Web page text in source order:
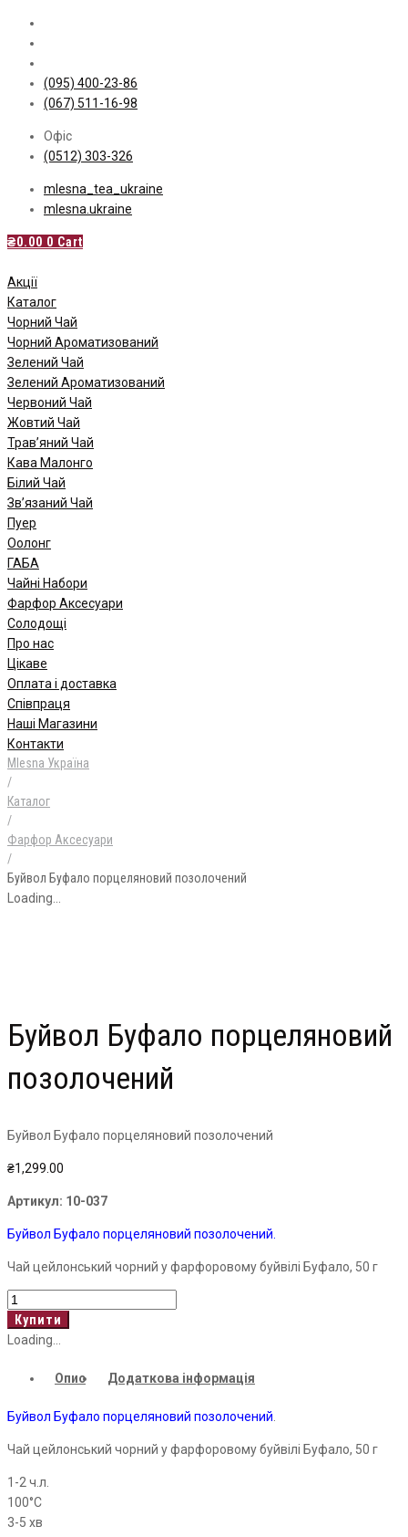
Skip
content
(095) 400-23-86
(067) 511-16-98
Офіс
(0512) 303-326
mlesna_tea_ukraine
mlesna.ukraine
₴0.00 0 Cart
Акції
Каталог
Чорний Чай
Чорний Ароматизований
Зелений Чай
Зелений Ароматизований
Червоний Чай
Жовтий Чай
Трав’яний Чай
Кава Малонго
Білий Чай
Зв’язаний Чай
Пуер
Oолонг
ГАБА
Чайні Набори
Фарфор Аксесуари
Солодощі
Про нас
Цікаве
Оплата і доставка
Співпраця
Наші Магазини
Контакти
Mlesna Україна
/
Каталог
/
Фарфор Аксесуари
/
Буйвол Буфало порцеляновий позолочений
Loading...
Буйвол Буфало порцеляновий
позолочений
Буйвол Буфало порцеляновий позолочений
₴1,299.00
Артикул: 10-037
Буйвол Буфало порцеляновий позолочений.
Чай цейлонський чорний у фарфоровому буйвілі Буфало, 50 г
Буйвол
Буфало
порцеляновий
кількість
Купити
Loading...
Опис Додаткова інформація
Буйвол Буфало порцеляновий позолочений.
Чай цейлонський чорний у фарфоровому буйвілі Буфало, 50 г
1-2 ч.л.
100°С
3-5 хв